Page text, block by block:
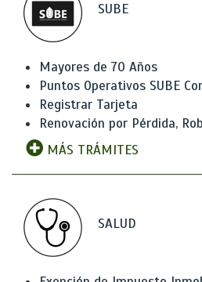
SUBE
Mayores de 70 Años
Puntos Operativos SUBE
Registrar Tarjeta
Renovación por Pérdida,
MÁS TRÁMITES
SALUD